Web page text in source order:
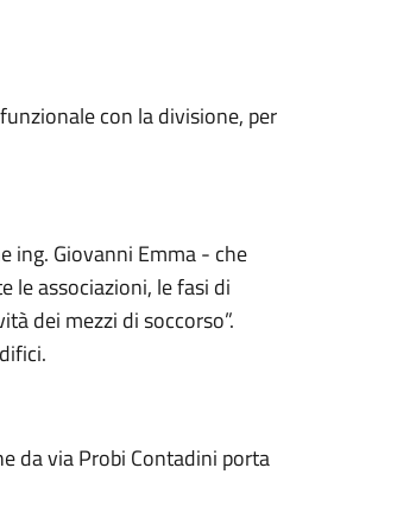
con la divisione, per
ing. Giovanni Emma - che
le associazioni, le fasi di
dei mezzi di soccorso”.
da via Probi Contadini porta